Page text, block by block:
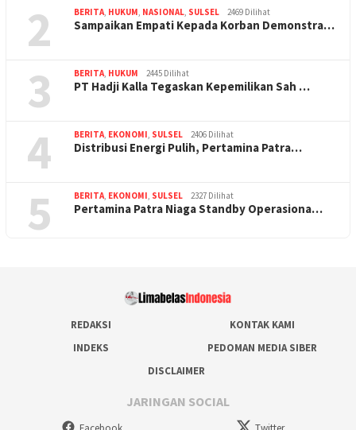
2 BERITA, HUKUM, NASIONAL, SULSEL 2469 Dilihat
Sampaikan Empati Kepada Korban Demonstra…
3 BERITA, HUKUM 2445 Dilihat
PT Hadji Kalla Tegaskan Kepemilikan Sah …
4 BERITA, EKONOMI, SULSEL 2406 Dilihat
Distribusi Energi Pulih, Pertamina Patra…
5 BERITA, EKONOMI, SULSEL 2327 Dilihat
Pertamina Patra Niaga Standby Operasiona…
REDAKSI
KONTAK KAMI
INDEKS
PEDOMAN MEDIA SIBER
DISCLAIMER
JARINGAN SOCIAL